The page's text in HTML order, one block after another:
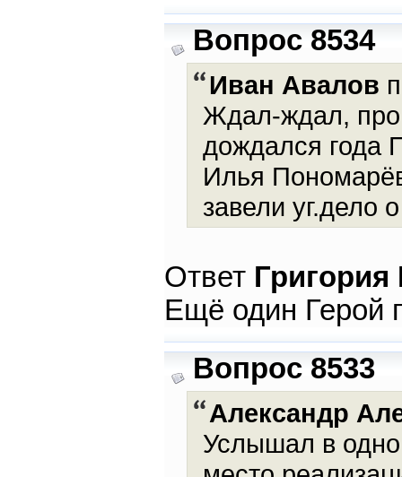
Вопрос 8534
Иван Авалов
Ждал-ждал,
дождался года
Илья
завели уг.дело
Ответ
Ещё один Герой
Вопрос 8533
Александр
Услышал в